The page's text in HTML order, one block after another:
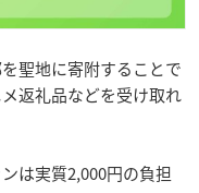
聖地に寄附することで
返礼品などを受け取れ
は実質2,000円の負担